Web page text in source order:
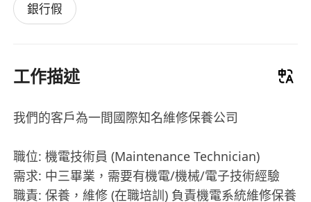
銀行假
工作描述
我們的客戶為一間國際知名維修保養公司
職位: 機電技術員 (Maintenance Technician)
需求: 中三畢業，需要有機電/機械/電子技術經驗
職責: 保養，維修 (在職培訓) 負責機電系統維修保養